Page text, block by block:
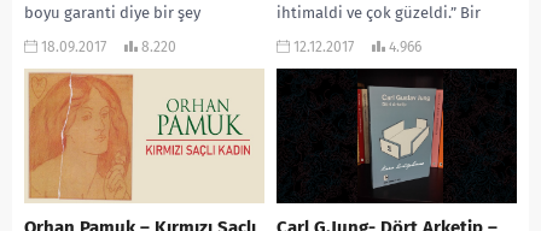
boyu garanti diye bir şey
yok.Güneşin batışını görmekten
18.09.2017 8.220
ihtimaldi ve çok güzeldi.” Bir
internet sitesinde birkaç yıl önce
12.12.2017 4.966